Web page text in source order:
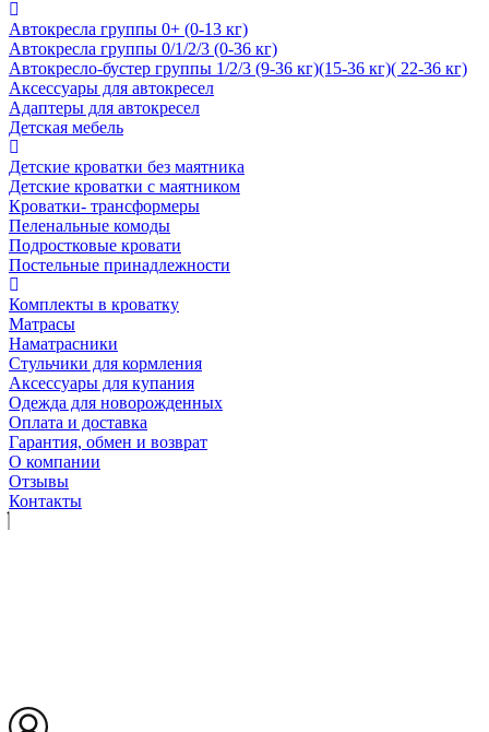
Автокресла группы 0+ (0-13 кг)
Автокресла группы 0/1/2/3 (0-36 кг)
Автокресло-бустер группы 1/2/3 (9-36 кг)(15-36 кг)( 22-36 кг)
Аксессуары для автокресел
Адаптеры для автокресел
Детская мебель
Детские кроватки без маятника
Детские кроватки с маятником
Кроватки- трансформеры
Пеленальные комоды
Подростковые кровати
Постельные принадлежности
Комплекты в кроватку
Матрасы
Наматрасники
Стульчики для кормления
Аксессуары для купания
Одежда для новорожденных
Оплата и доставка
Гарантия, обмен и возврат
О компании
Отзывы
Контакты